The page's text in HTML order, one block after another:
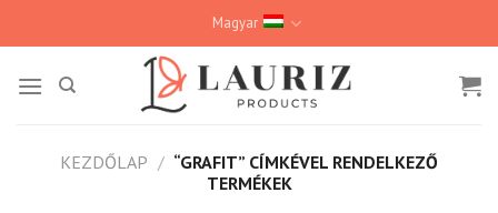
Magyar
KEZDŐLAP / “GRAFIT” CÍMKÉVEL RENDELKEZŐ
TERMÉKEK